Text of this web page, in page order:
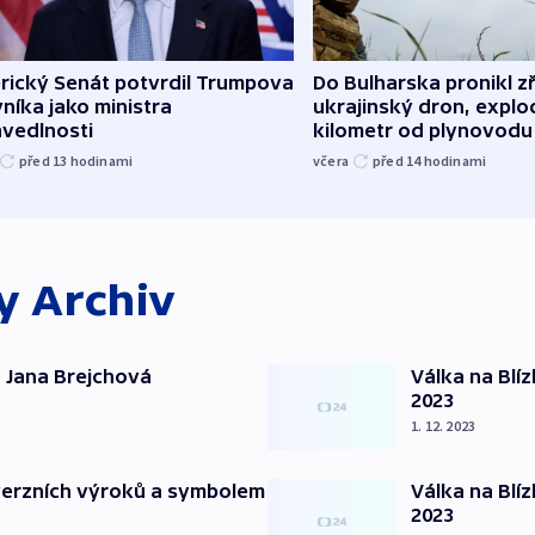
Senát potvrdil Trumpova
jako ministra
před 13 hodinami
Do Bulharska pronikl
ukrajinský dron,
kilometr od plynovodu
včera před 14hodinami
Archiv
Brejchová
výroků a symbolem
Válka na
2023
1. 12. 2023
Válka na
2023